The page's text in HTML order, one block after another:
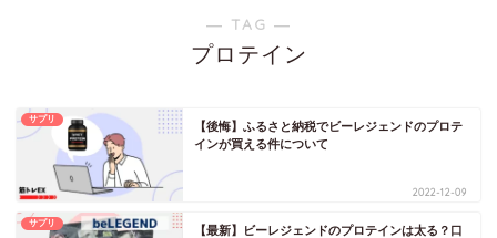
― TAG ―
プロテイン
サプリ
【後悔】ふるさと納税でビーレジェンドのプロテ
インが買える件について
2022-12-09
サプリ
【最新】ビーレジェンドのプロテインは太る？口